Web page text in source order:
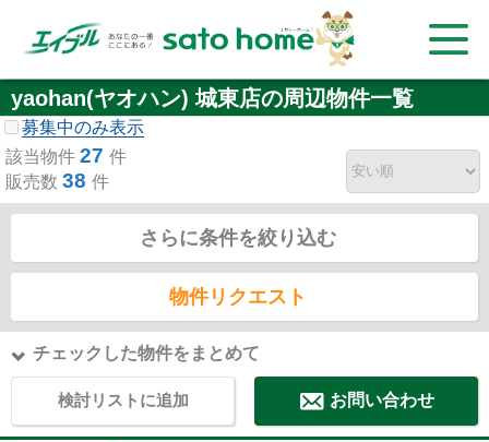
yaohan(ヤオハン) 城東店の周辺物件一覧
募集中のみ表示
該当物件 27 件
販売数 38 件
さらに条件を絞り込む
物件リクエスト
チェックした物件をまとめて
検討リストに追加 お問い合わせ